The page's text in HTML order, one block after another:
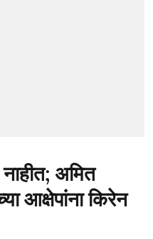
अमित
आक्षेपांना किरेन